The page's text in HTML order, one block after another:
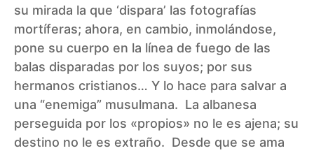
su mirada la que ‘dispara’ las fotografías
mortíferas; ahora, en cambio, inmolándose,
pone su cuerpo en la línea de fuego de las
balas disparadas por los suyos; por sus
hermanos cristianos… Y lo hace para salvar a
una “enemiga” musulmana. La albanesa
perseguida por los «propios» no le es ajena; su
destino no le es extraño. Desde que se ama